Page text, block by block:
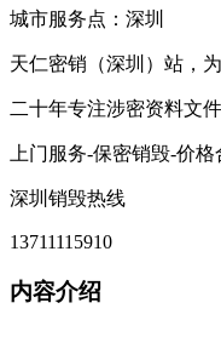
城市服务点：深圳
天仁密销（深圳）站，
二十年专注涉密资料文
上门服务-保密销毁-价格
深圳销毁热线
13711115910
内容介绍